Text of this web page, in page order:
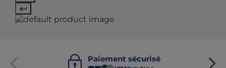
Paiement sécurisé